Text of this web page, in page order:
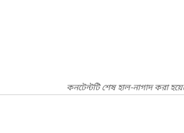
কনটেন্টটি শেষ হাল-নাগাদ করা